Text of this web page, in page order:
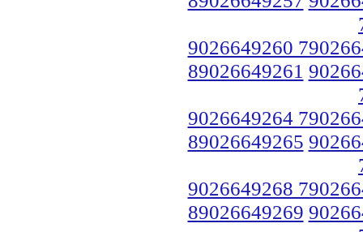
9026649260
89026649261
9026649264
89026649265
9026649268
89026649269